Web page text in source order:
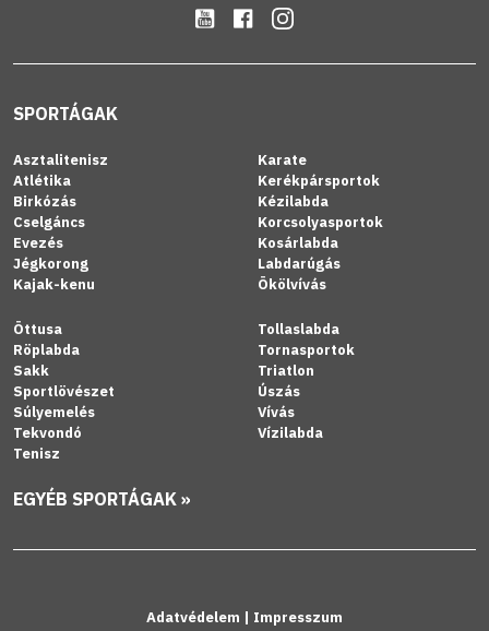
SPORTÁGAK
Asztalitenisz
Atlétika
Birkózás
Cselgáncs
Evezés
Jégkorong
Kajak-kenu
Karate
Kerékpársportok
Kézilabda
Korcsolyasportok
Kosárlabda
Labdarúgás
Ökölvívás
Öttusa
Röplabda
Sakk
Sportlövészet
Súlyemelés
Tekvondó
Tenisz
Tollaslabda
Tornasportok
Triatlon
Úszás
Vívás
Vízilabda
EGYÉB SPORTÁGAK »
Adatvédelem | Impresszum